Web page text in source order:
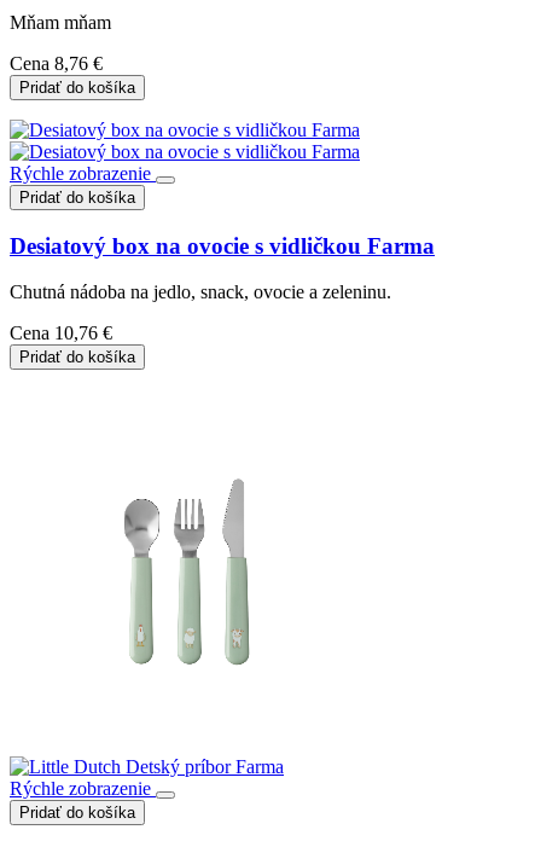
Mňam mňam
Cena 8,76 €
Pridať do košíka
Rýchle zobrazenie
Pridať do košíka
Desiatový box na ovocie s vidličkou Farma
Chutná nádoba na jedlo, snack, ovocie a zeleninu.
Cena 10,76 €
Pridať do košíka
Rýchle zobrazenie
Pridať do košíka